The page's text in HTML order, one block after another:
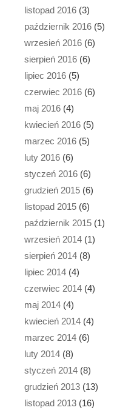
listopad 2016 (3)
październik 2016 (5)
wrzesień 2016 (6)
sierpień 2016 (6)
lipiec 2016 (5)
czerwiec 2016 (6)
maj 2016 (4)
kwiecień 2016 (5)
marzec 2016 (5)
luty 2016 (6)
styczeń 2016 (6)
grudzień 2015 (6)
listopad 2015 (6)
październik 2015 (1)
wrzesień 2014 (1)
sierpień 2014 (8)
lipiec 2014 (4)
czerwiec 2014 (4)
maj 2014 (4)
kwiecień 2014 (4)
marzec 2014 (6)
luty 2014 (8)
styczeń 2014 (8)
grudzień 2013 (13)
listopad 2013 (16)